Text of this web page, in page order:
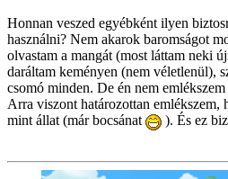
Honnan veszed egyébként ilyen
használni? Nem akarok baromságot
olvastam a mangát (most láttam neki
daráltam keményen (nem véletlenül),
csomó minden. De én nem
Arra viszont határozottan emlékszem,
mint állat (már bocsánat
). És ez